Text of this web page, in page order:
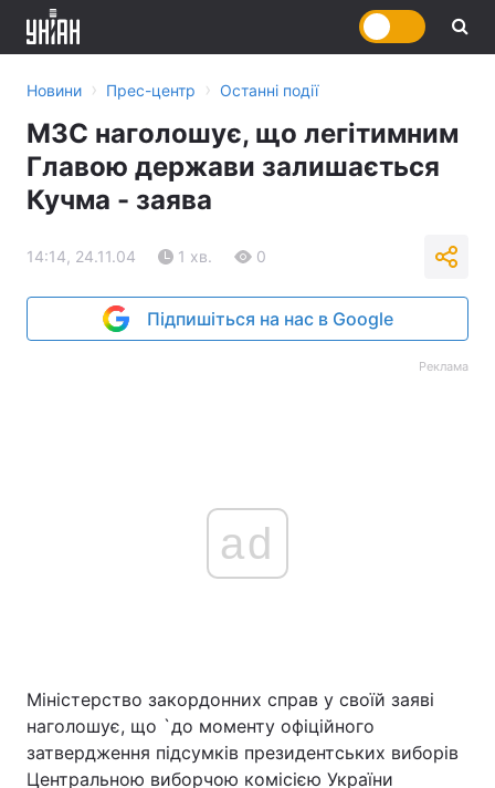
Новини › Прес-центр › Останні події
МЗС наголошує, що легітимним
Главою держави залишається
Кучма - заява
14:14, 24.11.04 1 хв. 0
Підпишіться на нас в Google
Реклама
ad
Міністерство закордонних справ у своїй заяві
наголошує, що `до моменту офіційного
затвердження підсумків президентських виборів
Центральною виборчою комісією України